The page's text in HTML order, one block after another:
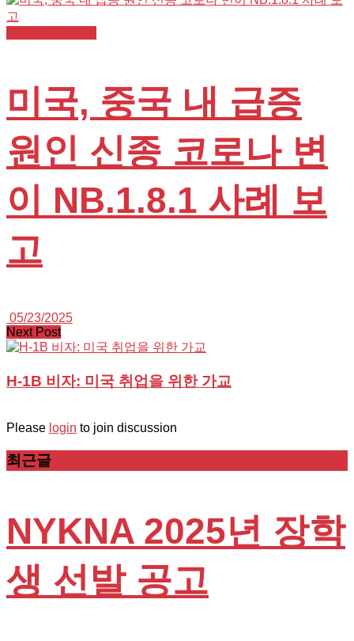
미국, 중국 내 급증
원인 신종 코로나 변
이 NB.1.8.1 사례 보
고
05/23/2025
Next Post
H-1B 비자: 미국 취업을 위한 가교
Please login to join discussion
최근글
NYKNA 2025년 장학
생 선발 공고